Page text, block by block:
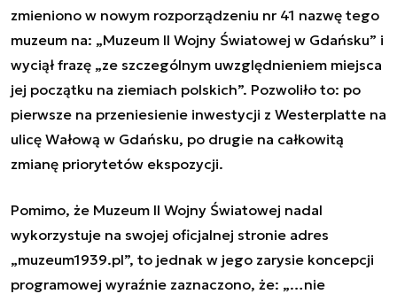
zmieniono w nowym rozporządzeniu nr 41 nazwę tego
muzeum na: „Muzeum II Wojny Światowej w Gdańsku” i
wyciął frazę „ze szczególnym uwzględnieniem miejsca
jej początku na ziemiach polskich”. Pozwoliło to: po
pierwsze na przeniesienie inwestycji z Westerplatte na
ulicę Wałową w Gdańsku, po drugie na całkowitą
zmianę priorytetów ekspozycji.
Pomimo, że Muzeum II Wojny Światowej nadal
wykorzystuje na swojej oficjalnej stronie adres
„muzeum1939.pl”, to jednak w jego zarysie koncepcji
programowej wyraźnie zaznaczono, że: „…nie